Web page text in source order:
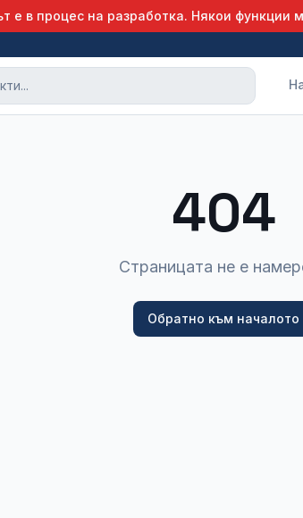
е в процес на разработка. Някои функции
404
Страницата не е
Обратно към началото